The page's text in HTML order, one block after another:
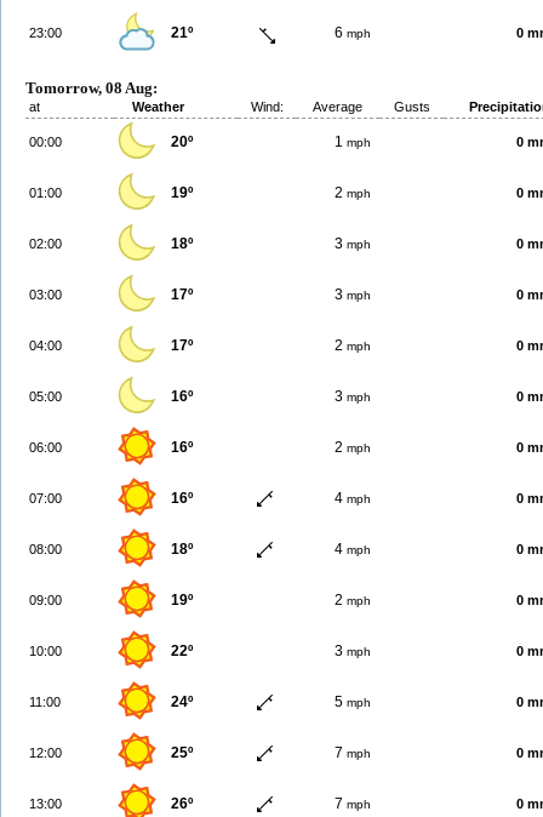
23:00 21º 6 mph 0
Tomorrow, 08 Aug:
at Weather Wind: Average Gusts
00:00 20º 1 mph 0
01:00 19º 2 mph 0
02:00 18º 3 mph 0
03:00 17º 3 mph 0
04:00 17º 2 mph 0
05:00 16º 3 mph 0
06:00 16º 2 mph 0
07:00 16º 4 mph 0
08:00 18º 4 mph 0
09:00 19º 2 mph 0
10:00 22º 3 mph 0
11:00 24º 5 mph 0
12:00 25º 7 mph 0
13:00 26º 7 mph 0